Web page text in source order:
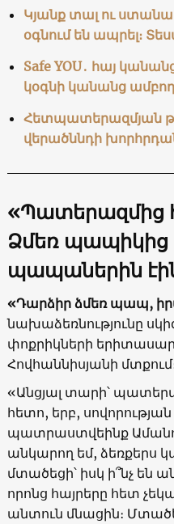
Կյանք տալ ու
օգնում են ապրել։
Safe YOU․ հայ
կօգնի կանանց
Հետպատերազմյան
վերածննդի
«Պատերազմից
Ձմեռ պապիկից
պապաներին
«Դարձիր ձմեռ պապ,
նախաձեռնությունը
փոքրիկների
Հովհաննիսյանի
«Անցյալ տարի՝
հետո, երբ,
պատրաստվեինք
անկարող եմ, ձեռքերս
մտածեցի՝ իսկ ի՞նչ են
որոնց հայրերը հետ
անտուն մնացին։